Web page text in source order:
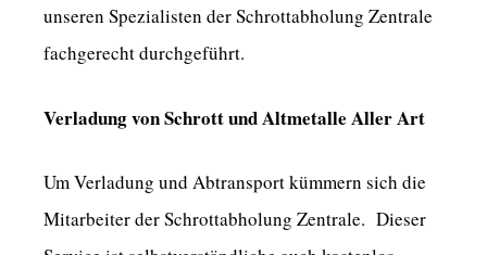
unseren Spezialisten der Schrottabholung Zentrale
fachgerecht durchgeführt.
Verladung von Schrott und Altmetalle Aller Art
Um Verladung und Abtransport kümmern sich die
Mitarbeiter der Schrottabholung Zentrale. Dieser